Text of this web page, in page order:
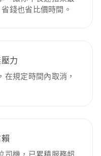
錢也省比價時間。
力
在規定時間內取消，